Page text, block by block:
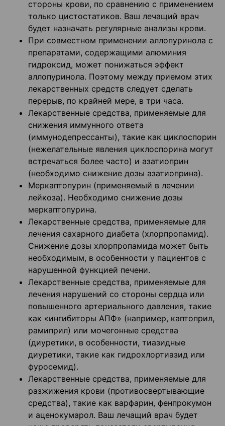
стороны крови, по сравнению с применением
только цистостатиков. Ваш лечащий врач
будет назначать регулярные анализы крови.
При совместном применении аллопуринола с
препаратами, содержащими алюминия
гидроксид, может понижаться эффект
аллопуринола. Поэтому между приемом этих
лекарственных средств следует сделать
перерыв, по крайней мере, в три часа.
Лекарственные средства, применяемые для
снижения иммунного ответа
(иммунодепрессанты), такие как циклоспорин
(нежелательные явления циклоспорина могут
встречаться более часто) и азатиоприн
(необходимо снижение дозы азатиоприна).
Меркаптопурин (применяемый в лечении
лейкоза). Необходимо снижение дозы
меркаптопурина.
Лекарственные средства, применяемые для
лечения сахарного диабета (хлорпропамид).
Снижение дозы хлорпропамида может быть
необходимым, в особенности у пациентов с
нарушенной функцией печени.
Лекарственные средства, применяемые для
лечения нарушений со стороны сердца или
повышенного артериального давления, такие
как «ингибиторы АПФ» (например, каптоприл,
рамиприл) или мочегонные средства
(диуретики, в особенности, тиазидные
диуретики, такие как гидрохлортиазид или
фуросемид).
Лекарственные средства, применяемые для
разжижения крови (противосвертывающие
средства), такие как варфарин, фенпрокумон
и аценокумарол. Ваш лечащий врач будет